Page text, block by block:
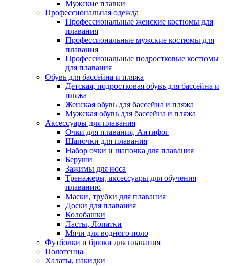
Мужские плавки
Профессиональная одежда
Профессиональные женские костюмы для
плавания
Профессиональные мужские костюмы для
плавания
Профессиональные подростковые костюмы
для плавания
Обувь для бассейна и пляжа
Детская, подростковая обувь для бассейна и
пляжа
Женская обувь для бассейна и пляжа
Мужская обувь для бассейна и пляжа
Аксессуары для плавания
Очки для плавания, Антифог
Шапочки для плавания
Набор очки и шапочка для плавания
Беруши
Зажимы для носа
Тренажеры, аксессуары для обучения
плаванию
Маски, трубки для плавания
Доски для плавания
Колобашки
Ласты, Лопатки
Мячи для водного поло
Футболки и брюки для плавания
Полотенца
Халаты, накидки